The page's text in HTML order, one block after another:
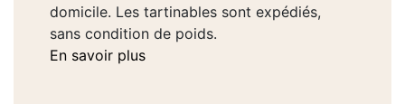
domicile. Les tartinables sont expédiés,
sans condition de poids.
En savoir plus